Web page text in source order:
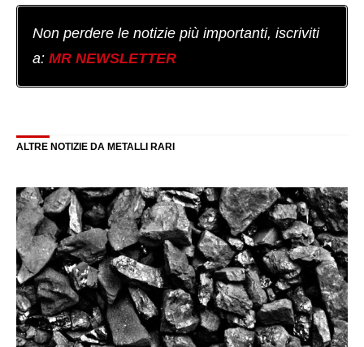
Non perdere le notizie più importanti, iscriviti
a: MR NEWSLETTER
ALTRE NOTIZIE DA METALLI RARI